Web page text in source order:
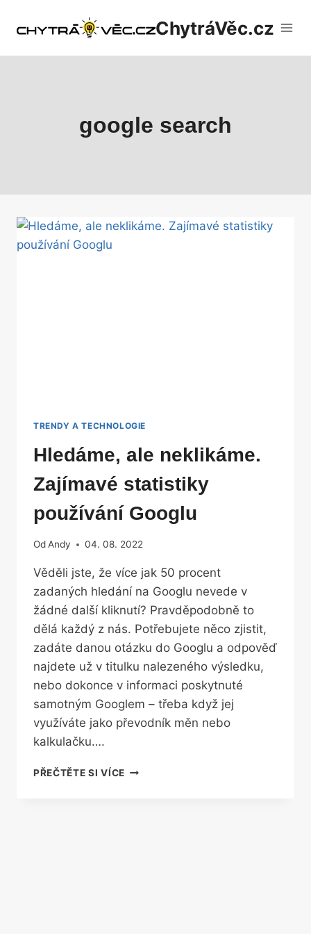
ChytráVěc.cz
google search
TRENDY A TECHNOLOGIE
Hledáme, ale neklikáme.
Zajímavé statistiky
používání Googlu
Od Andy 04. 08. 2022
Věděli jste, že více jak 50 procent
zadaných hledání na Googlu nevede v
žádné další kliknutí? Pravděpodobně to
dělá každý z nás. Potřebujete něco zjistit,
zadáte danou otázku do Googlu a odpověď
najdete už v titulku nalezeného výsledku,
nebo dokonce v informaci poskytnuté
samotným Googlem – třeba když jej
využíváte jako převodník měn nebo
kalkulačku….
PŘEČTĚTE SI VÍCEHLEDÁME,